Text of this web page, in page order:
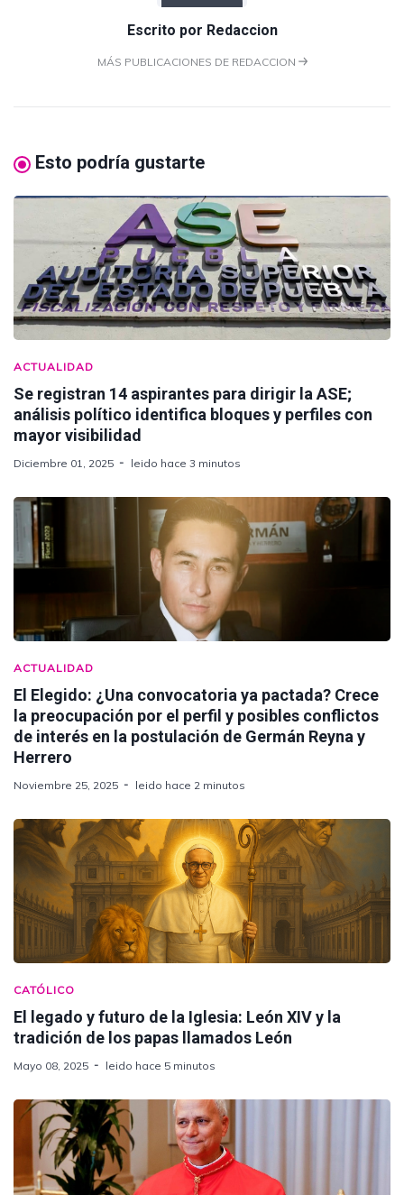
Escrito por Redaccion
MÁS PUBLICACIONES DE REDACCION
Esto podría gustarte
ACTUALIDAD
Se registran 14 aspirantes para dirigir la ASE;
análisis político identifica bloques y perfiles con
mayor visibilidad
Diciembre 01, 2025 leido hace 3 minutos
ACTUALIDAD
El Elegido: ¿Una convocatoria ya pactada? Crece
la preocupación por el perfil y posibles conflictos
de interés en la postulación de Germán Reyna y
Herrero
Noviembre 25, 2025 leido hace 2 minutos
CATÓLICO
El legado y futuro de la Iglesia: León XIV y la
tradición de los papas llamados León
Mayo 08, 2025 leido hace 5 minutos